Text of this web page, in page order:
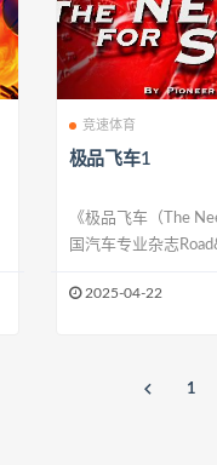
竞速体育
极品飞车1
《极品飞车（The
国汽车专业杂志
2025-04-22
1